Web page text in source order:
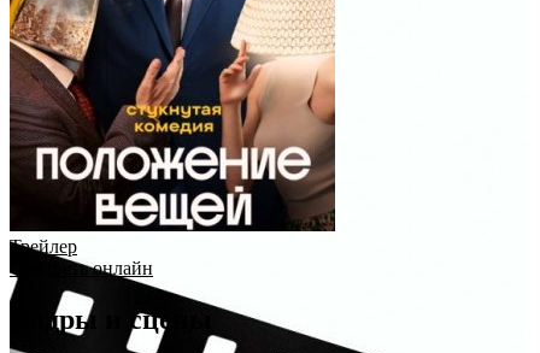
Трейлер
Смотреть онлайн
Кадры и сцены